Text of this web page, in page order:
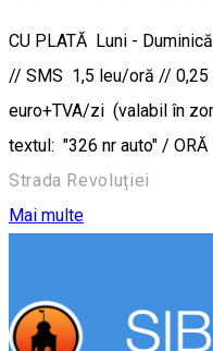
CU PLATĂ Luni -
// SMS 1,5 leu/oră //
euro+TVA/zi (valabil în
textul: "326 nr auto" / ORĂ
Strada Revoluției
Mai multe